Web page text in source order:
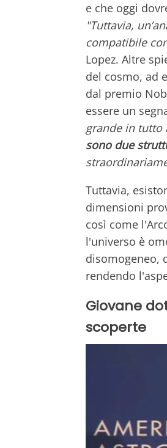
e che oggi
"Tuttavia,
compatibile
Lopez. Altre
del cosmo, ad
dal premio
essere un
grande in tutto
sono due
Tuttavia,
dimensioni
così come
l'universo è
disomogeneo,
rendendo
Giovane
scoperte